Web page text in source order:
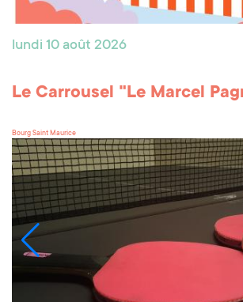
lundi 10 août 2026
Le Carrousel "Le Marcel
Bourg Saint Maurice